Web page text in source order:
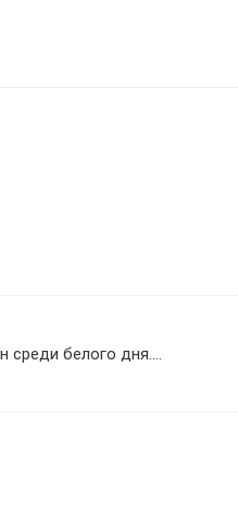
среди белого дня....